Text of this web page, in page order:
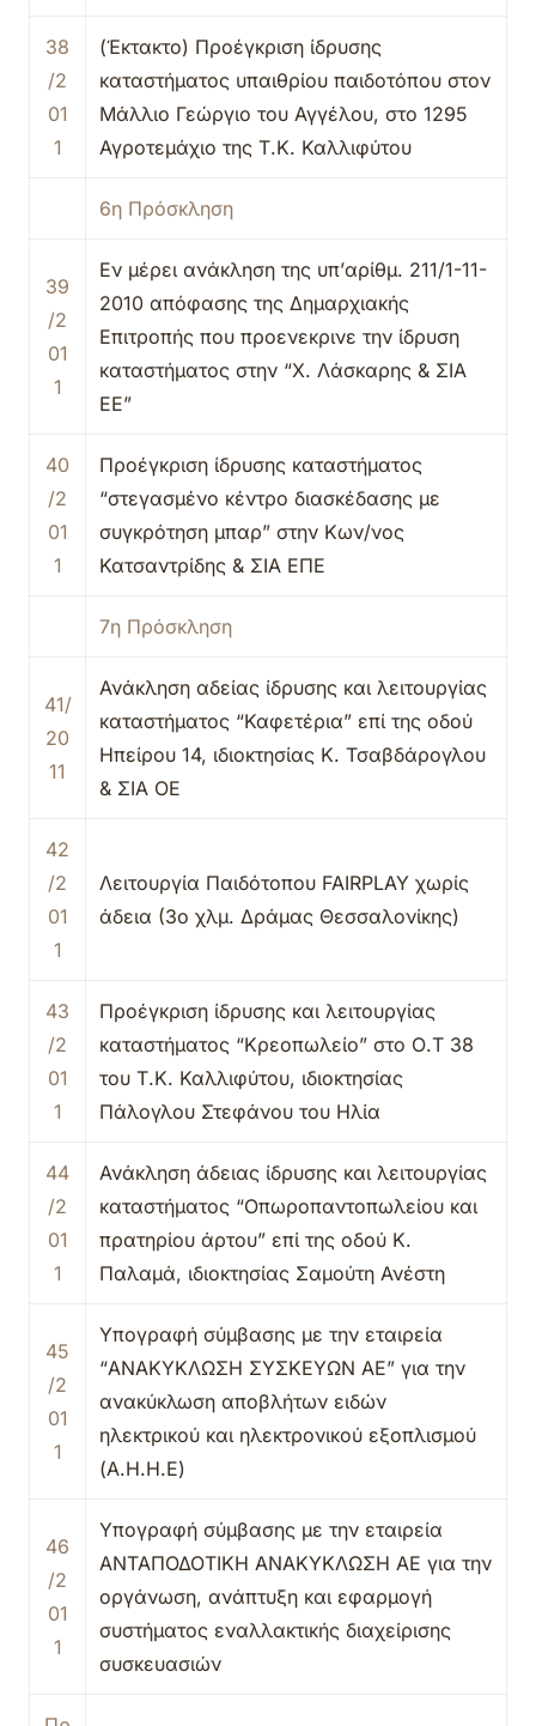
38
/2
01
1
(Έκτακτο) Προέγκριση ίδρυσης
καταστήματος υπαιθρίου παιδοτόπου στον
Μάλλιο Γεώργιο του Αγγέλου, στο 1295
Αγροτεμάχιο της Τ.Κ. Καλλιφύτου
6η Πρόσκληση
39
/2
01
1
Εν μέρει ανάκληση της υπ’αρίθμ. 211/1-11-
2010 απόφασης της Δημαρχιακής
Επιτροπής που προενεκρινε την ίδρυση
καταστήματος στην “Χ. Λάσκαρης & ΣΙΑ
ΕΕ”
40
/2
01
1
Προέγκριση ίδρυσης καταστήματος
“στεγασμένο κέντρο διασκέδασης με
συγκρότηση μπαρ” στην Κων/νος
Κατσαντρίδης & ΣΙΑ ΕΠΕ
7η Πρόσκληση
41/
20
11
Ανάκληση αδείας ίδρυσης και λειτουργίας
καταστήματος “Καφετέρια” επί της οδού
Ηπείρου 14, ιδιοκτησίας Κ. Τσαβδάρογλου
& ΣΙΑ ΟΕ
42
/2
01
1
Λειτουργία Παιδότοπου FAIRPLAY χωρίς
άδεια (3ο χλμ. Δράμας Θεσσαλονίκης)
43
/2
01
1
Προέγκριση ίδρυσης και λειτουργίας
καταστήματος “Κρεοπωλείο” στο Ο.Τ 38
του Τ.Κ. Καλλιφύτου, ιδιοκτησίας
Πάλογλου Στεφάνου του Ηλία
44
/2
01
1
Ανάκληση άδειας ίδρυσης και λειτουργίας
καταστήματος “Οπωροπαντοπωλείου και
πρατηρίου άρτου” επί της οδού Κ.
Παλαμά, ιδιοκτησίας Σαμούτη Ανέστη
45
/2
01
1
Υπογραφή σύμβασης με την εταιρεία
“ΑΝΑΚΥΚΛΩΣΗ ΣΥΣΚΕΥΩΝ ΑΕ” για την
ανακύκλωση αποβλήτων ειδών
ηλεκτρικού και ηλεκτρονικού εξοπλισμού
(Α.Η.Η.Ε)
46
/2
01
1
Υπογραφή σύμβασης με την εταιρεία
ΑΝΤΑΠΟΔΟΤΙΚΗ ΑΝΑΚΥΚΛΩΣΗ ΑΕ για την
οργάνωση, ανάπτυξη και εφαρμογή
συστήματος εναλλακτικής διαχείρισης
συσκευασιών